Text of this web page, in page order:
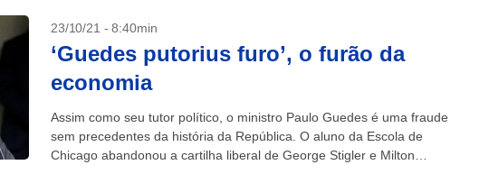
23/10/21 - 8:40min
‘Guedes putorius furo’, o furão da
economia
Assim como seu tutor político, o ministro Paulo Guedes é uma fraude
sem precedentes da história da República. O aluno da Escola de
Chicago abandonou a cartilha liberal de George Stigler e Milton